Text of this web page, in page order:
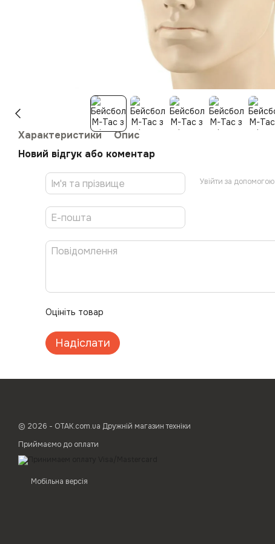
Характеристики
Опис
Новий відгук або коментар
Увійти за допомогою
Оцініть товар
Надіслати
© 2026 - ОТАК.com.ua Дружній магазин техніки
Приймаємо до оплати
Мобільна версія